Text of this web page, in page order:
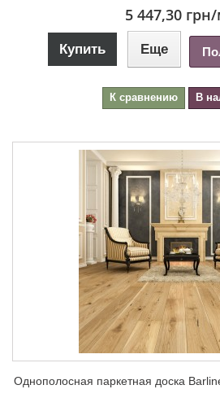
5 447,30 грн/
Купить Еще
К сравнению В
Однополосная паркетная доска